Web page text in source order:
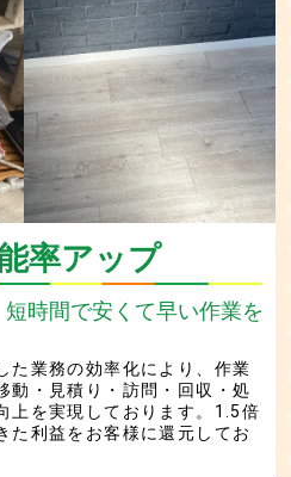
率アップ
時間で安くて早い作業を
た業務の効率化により、作業
動・見積り・訪問・回収・処
上を実現しております。1.5倍
た利益をお客様に還元してお